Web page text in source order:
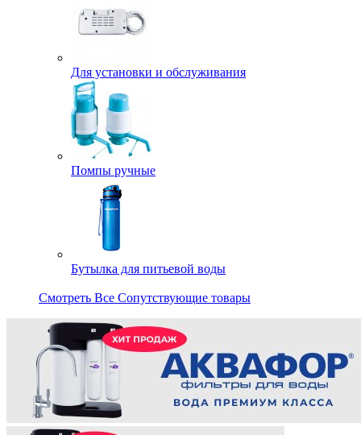
Для установки и обслуживания
Помпы ручные
Бутылка для питьевой воды
Смотреть Все Сопутствующие товары